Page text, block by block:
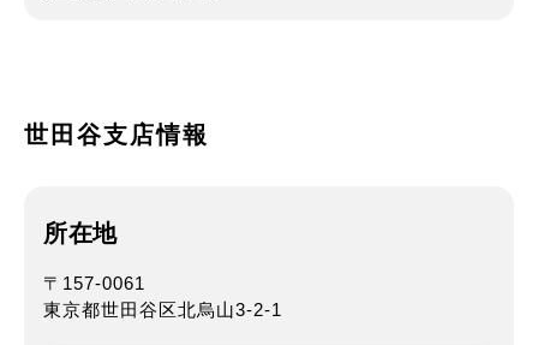
世田谷支店情報
所在地
〒157-0061
東京都世田谷区北烏山3-2-1